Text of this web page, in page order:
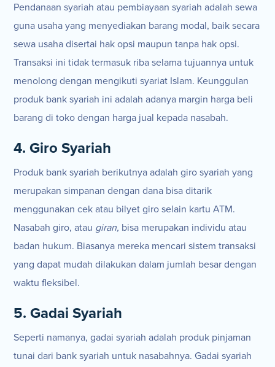
Pendanaan syariah atau pembiayaan syariah adalah sewa
guna usaha yang menyediakan barang modal, baik secara
sewa usaha disertai hak opsi maupun tanpa hak opsi.
Transaksi ini tidak termasuk riba selama tujuannya untuk
menolong dengan mengikuti syariat Islam. Keunggulan
produk bank syariah ini adalah adanya margin harga beli
barang di toko dengan harga jual kepada nasabah.
4. Giro Syariah
Produk bank syariah berikutnya adalah giro syariah yang
merupakan simpanan dengan dana bisa ditarik
menggunakan cek atau bilyet giro selain kartu ATM.
Nasabah giro, atau giran, bisa merupakan individu atau
badan hukum. Biasanya mereka mencari sistem transaksi
yang dapat mudah dilakukan dalam jumlah besar dengan
waktu fleksibel.
5. Gadai Syariah
Seperti namanya, gadai syariah adalah produk pinjaman
tunai dari bank syariah untuk nasabahnya. Gadai syariah